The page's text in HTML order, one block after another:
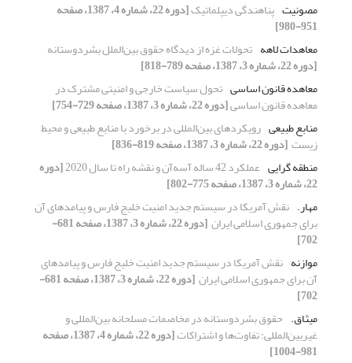
مصونیت پناهندگی دیپلماتیک [دوره 22، شماره 4، 1387، صفحه
951-980]
معاهدات ‏لاهه تحولات غزه از دیدگاه حقوق بین‌الملل بشردوستانه
[دوره 22، شماره 3، 1387، صفحه 789-818]
معاهده قانون اساسی
تحول سیاست خارجی و امنیتی مشترک‎ ‎در
معاهده ‏قانون اساسی[دوره 22، شماره 3، 1387، صفحه 729-754]
منابع طبیعی رویکردهای بین‌المللی در برخورد با منابع طبیعی و ‏محیط
زیست ‏[دوره 22، شماره 3، 1387، صفحه 819-836]
منطقه گرایی عملکرد 42 ساله آسه‌آن و نقشه راه تا سال 2020‏ [دوره
22، شماره 3، 1387، صفحه 775-802]
مهار.‏ نقش آمریکا در سیستم جدید امنیت خلیج فارس و ‏پیامدهای آن
برای جمهوری اسلامی ایران ‏ [دوره 22، شماره 3، 1387، صفحه 681-
702]
موازنه نقش آمریکا در سیستم جدید امنیت خلیج فارس و ‏پیامدهای
آن برای جمهوری اسلامی ایران ‏ [دوره 22، شماره 3، 1387، صفحه 681-
702]
میثاق.‏ حقوق بشردوستانه در مخاصمات مسلحانه ‏بین‌المللی و
غیربین‌المللی: تفاوت‌ها و اشتراکات [دوره 22، شماره 4، 1387، صفحه
981-1004]